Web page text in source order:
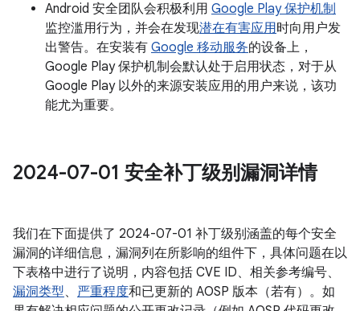
Android 安全团队会积极利用 Google Play 保护机制
监控滥用行为，并会在发现潜在有害应用时向用户发
出警告。在安装有 Google 移动服务的设备上，
Google Play 保护机制会默认处于启用状态，对于从
Google Play 以外的来源安装应用的用户来说，该功
能尤为重要。
2024-07-01 安全补丁级别漏洞详情
我们在下面提供了 2024-07-01 补丁级别涵盖的每个安全
漏洞的详细信息，漏洞列在所影响的组件下，具体问题在以
下表格中进行了说明，内容包括 CVE ID、相关参考编号、
漏洞类型、 严重程度和已更新的 AOSP 版本（若有）。如